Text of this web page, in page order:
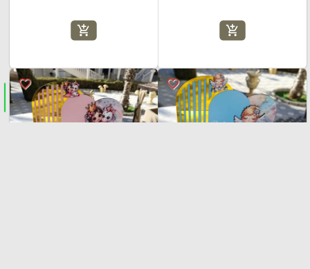
add_shopping_cart
add_shopping_cart
favorite_border
favorite_border